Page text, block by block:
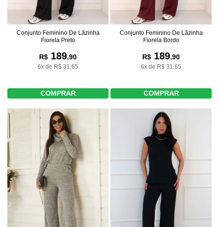
Conjunto Feminino De Lãzinha
Fiorela Preto
R$ 189,90
6x de R$ 31,65
COMPRAR
Conjunto Feminino De Lãzinha
Fiorela Bordo
R$ 189,90
6x de R$ 31,65
COMPRAR